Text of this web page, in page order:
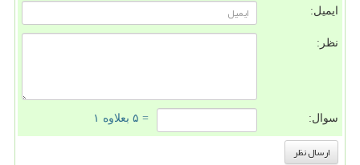
ایمیل:
نظر:
سوال: = ۵ بعلاوه ۱